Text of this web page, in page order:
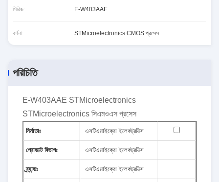
সিরিজ: E-W403AAE
বর্ণনা: STMicroelectronics CMOS প্রসেস
পরিচিতি
E-W403AAE STMicroelectronics
STMicroelectronics সিএমওএস প্রসেস
নির্মাতাঃ এসটিএমাইক্রো ইলেকট্রনিক্স
প্রোডাক্ট বিভাগঃ এসটিএমাইক্রো ইলেকট্রনিক্স
ব্র্যান্ডঃ এসটিএমাইক্রো ইলেকট্রনিক্স